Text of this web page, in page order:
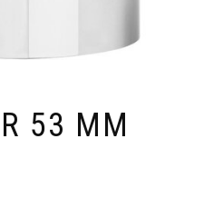
53 MM